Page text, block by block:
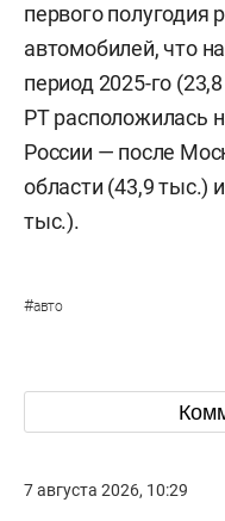
первого полугодия
автомобилей, что
период 2025-го
РТ расположилась
России — после
области (43,9 тыс.)
тыс.).
#авто
7 августа 2026, 10:29